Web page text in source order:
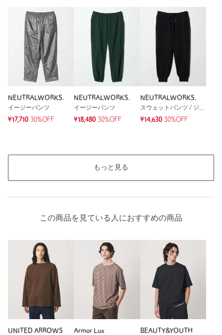
NEUTRALWORKS.
イージーパンツ
¥17,710 30%OFF
NEUTRALWORKS.
イージーパンツ
¥18,480 30%OFF
NEUTRALWORKS.
スウェットパンツ / ジャージ
¥14,630 30%OFF
もっと見る
この商品を見ている人におすすめの商品
UNITED ARROWS
Armor Lux
BEAUTY&YOUTH